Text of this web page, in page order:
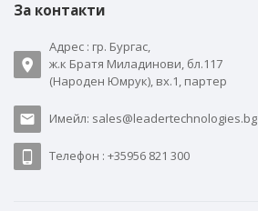
За контакти
Адрес : гр. Бургас,
ж.к Братя Миладинови, бл.117
(Народен Юмрук), вх.1, партер
Имейл: sales@leadertechnologies.bg
Телефон : +35956 821 300